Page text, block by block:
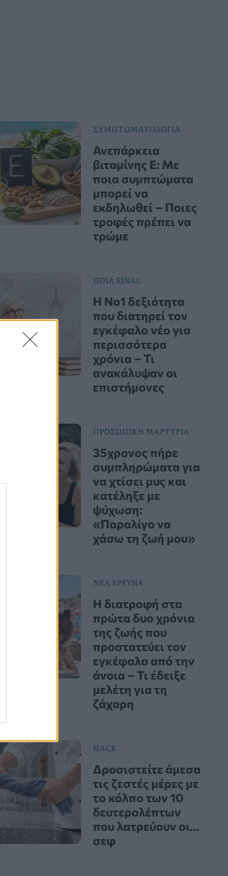
ΣΥΜΠΤΩΜΑΤΟΛΟΓΙΑ
Ανεπάρκεια
βιταμίνης Ε: Με
ποια συμπτώματα
μπορεί να
εκδηλωθεί – Ποιες
τροφές πρέπει να
τρώμε
ΠΟΙΑ ΕΙΝΑΙ;
Η Νο1 δεξιότητα
που διατηρεί τον
εγκέφαλο νέο για
περισσότερα
χρόνια – Τι
ανακάλυψαν οι
επιστήμονες
ΠΡΟΣΩΠΙΚΗ ΜΑΡΤΥΡΙΑ
35χρονος πήρε
συμπληρώματα για
να χτίσει μυς και
κατέληξε με
ψύχωση:
«Παραλίγο να
χάσω τη ζωή μου»
ΝΕΑ ΕΡΕΥΝΑ
Η διατροφή στα
πρώτα δυο χρόνια
της ζωής που
προστατεύει τον
εγκέφαλο από την
άνοια – Τι έδειξε
μελέτη για τη
ζάχαρη
HACK
Δροσιστείτε άμεσα
τις ζεστές μέρες με
το κόλπο των 10
δευτερολέπτων
που λατρεύουν οι…
σεφ